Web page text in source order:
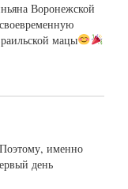
Воронежской
мацы
именно
день